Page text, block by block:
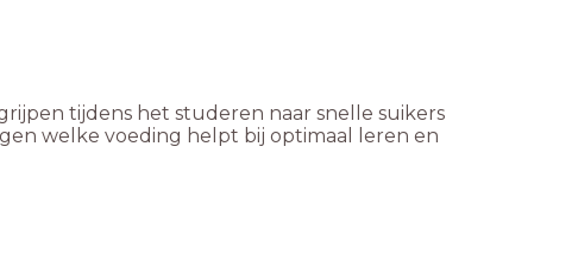
tijdens het studeren naar snelle suikers
welke voeding helpt bij optimaal leren en